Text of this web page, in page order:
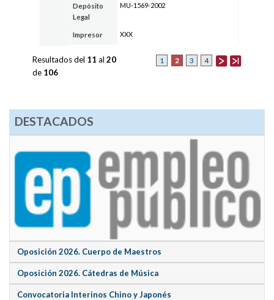
Depósito
Legal
MU-1569-2002
Impresor XXX
1 2 3 4
Resultados del 11 al20
de 106
DESTACADOS
Oposición 2026. Cuerpo de Maestros
Oposición 2026. Cátedras de Música
Convocatoria Interinos Chino y Japonés